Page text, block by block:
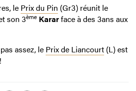
le Prix du Pin (Gr3) réunit le
son 3ème Kararface à des 3ans aux
assez, le Prix de Liancourt (L) est